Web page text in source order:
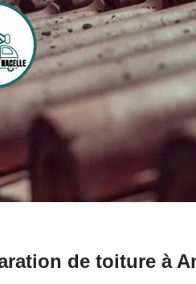
de toiture à